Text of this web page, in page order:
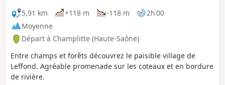
5,91 km
+118 m -118 m
2h 00
Moyenne
Départ à Champlitte (Haute-Saône)
Entre champs et forêts découvrez le paisible village de
Leffond. Agréable promenade sur les coteaux et en bordure
de rivière.